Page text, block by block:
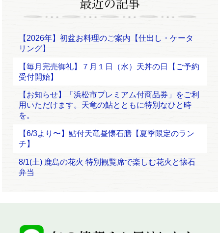
【2026年】初盆お料理のご案内【仕出し・ケータ
リング】
【毎月完売御礼】７月１日（水）天丼の日【ご予約
受付開始】
【お知らせ】「浜松市プレミアム付商品券」をご利
用いただけます。天竜の鮎とともに特別なひと時
を。
【6/3より〜】鮎付天竜昼懐石膳【夏季限定のラン
チ】
8/1(土) 鹿島の花火 特別観覧席で楽しむ花火と懐石
弁当